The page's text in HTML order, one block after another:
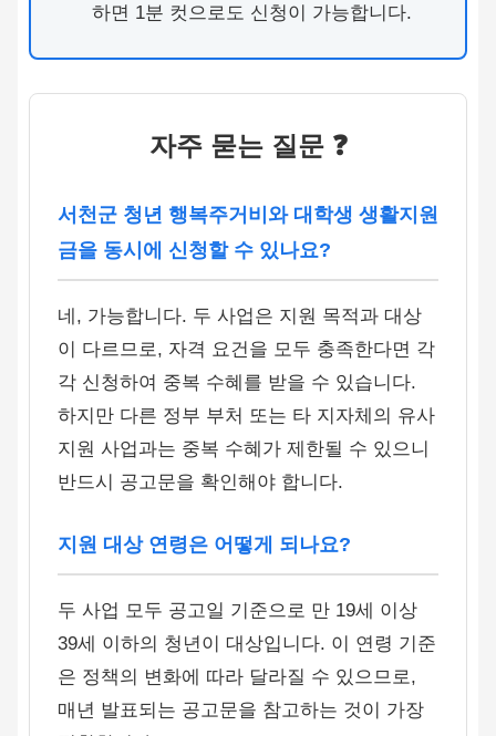
하면 1분 컷으로도 신청이 가능합니다.
자주 묻는 질문 ❓
서천군 청년 행복주거비와 대학생 생활지원
금을 동시에 신청할 수 있나요?
네, 가능합니다. 두 사업은 지원 목적과 대상
이 다르므로, 자격 요건을 모두 충족한다면 각
각 신청하여 중복 수혜를 받을 수 있습니다.
하지만 다른 정부 부처 또는 타 지자체의 유사
지원 사업과는 중복 수혜가 제한될 수 있으니
반드시 공고문을 확인해야 합니다.
지원 대상 연령은 어떻게 되나요?
두 사업 모두 공고일 기준으로 만 19세 이상
39세 이하의 청년이 대상입니다. 이 연령 기준
은 정책의 변화에 따라 달라질 수 있으므로,
매년 발표되는 공고문을 참고하는 것이 가장